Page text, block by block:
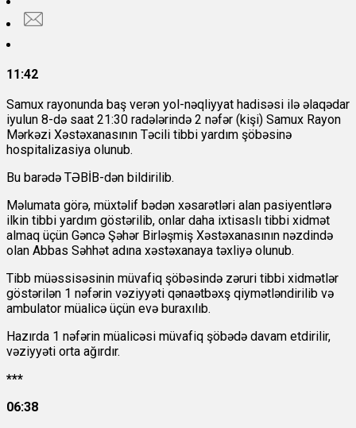
11:42
Samux rayonunda baş verən yol-nəqliyyat hadisəsi ilə əlaqədar
iyulun 8-də saat 21:30 radələrində 2 nəfər (kişi) Samux Rayon
Mərkəzi Xəstəxanasının Təcili tibbi yardım şöbəsinə
hospitalizasiya olunub.
Bu barədə TƏBİB-dən bildirilib.
Məlumata görə, müxtəlif bədən xəsarətləri alan pasiyentlərə
ilkin tibbi yardım göstərilib, onlar daha ixtisaslı tibbi xidmət
almaq üçün Gəncə Şəhər Birləşmiş Xəstəxanasının nəzdində
olan Abbas Səhhət adına xəstəxanaya təxliyə olunub.
Tibb müəssisəsinin müvafiq şöbəsində zəruri tibbi xidmətlər
göstərilən 1 nəfərin vəziyyəti qənaətbəxş qiymətləndirilib və
ambulator müalicə üçün evə buraxılıb.
Hazırda 1 nəfərin müalicəsi müvafiq şöbədə davam etdirilir,
vəziyyəti orta ağırdır.
***
06:38